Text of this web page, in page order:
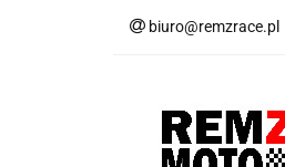
biuro@remzrace.pl